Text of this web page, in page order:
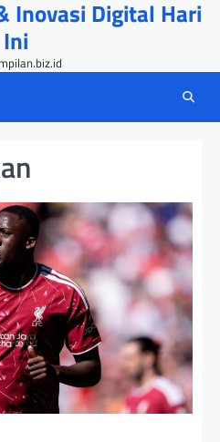
Inovasi Digital Hari
Ini